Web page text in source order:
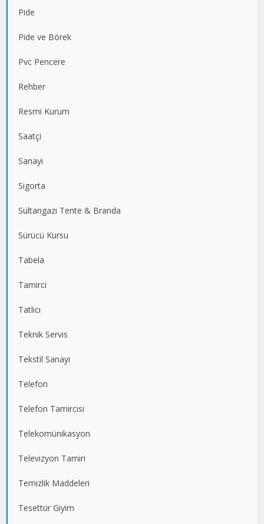
Pide
Pide ve Börek
Pvc Pencere
Rehber
Resmi Kurum
Saatçi
Sanayi
Sigorta
Sultangazi Tente & Branda
Sürücü Kursu
Tabela
Tamirci
Tatlıcı
Teknik Servis
Tekstil Sanayi
Telefon
Telefon Tamircisi
Telekomünikasyon
Televizyon Tamiri
Temizlik Maddeleri
Tesettür Giyim